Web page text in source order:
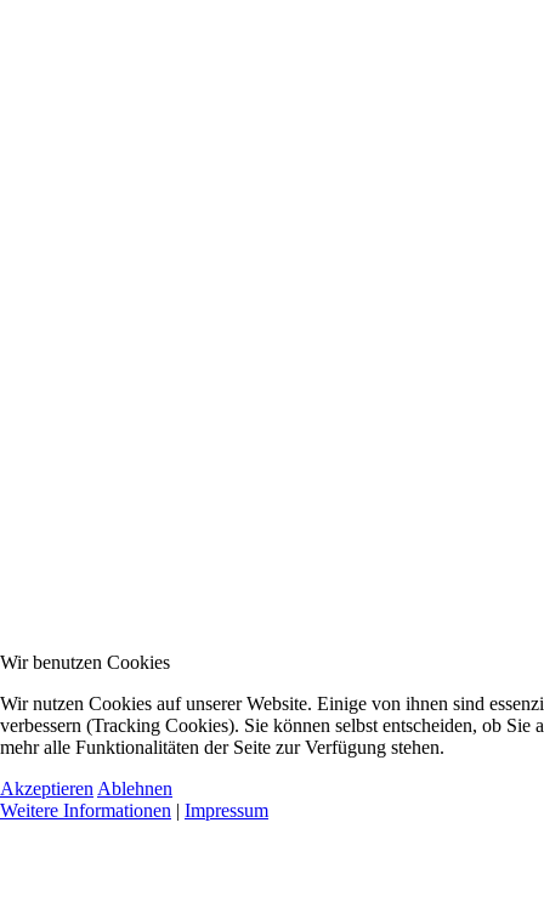
Wir benutzen Cookies
Wir nutzen Cookies auf unserer Website. Einige von ihnen sind
verbessern (Tracking Cookies). Sie können selbst entscheiden, ob
mehr alle Funktionalitäten der Seite zur Verfügung stehen.
Akzeptieren Ablehnen
Weitere Informationen | Impressum